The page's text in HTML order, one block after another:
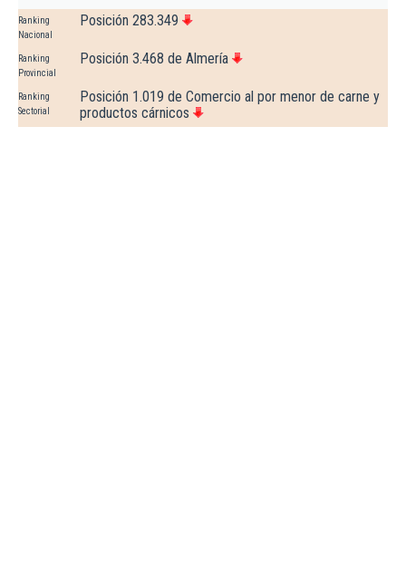
Ranking
Nacional
Posición 283.349
Ranking
Provincial
Posición 3.468 de Almería
Ranking
Sectorial
Posición 1.019 de Comercio al por menor de carne y
productos cárnicos